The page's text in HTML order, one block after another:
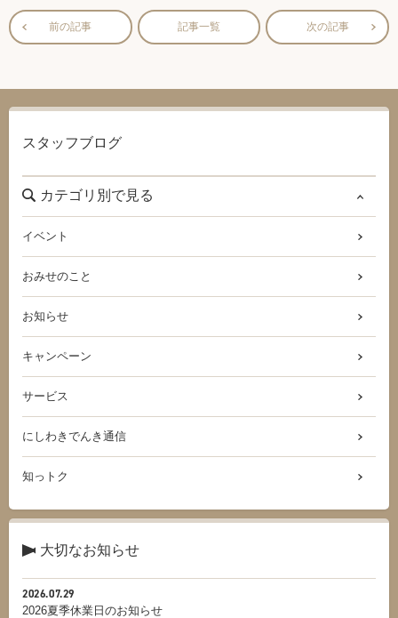
前の記事 記事一覧 次の記事
スタッフブログ
カテゴリ別で見る
イベント
おみせのこと
お知らせ
キャンペーン
サービス
にしわきでんき通信
知っトク
大切なお知らせ
2026.07.29
2026夏季休業日のお知らせ